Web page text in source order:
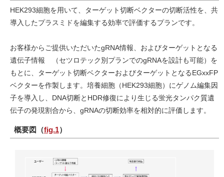
HEK293細胞を用いて、ターゲット切断ベクターの切断活性を、共
導入したプラスミドを編集する効率で評価するプランです。
お客様からご提供いただいたgRNA情報、およびターゲットとなる
遺伝子情報 （セツロテック別プランでのgRNAを設計も可能）を
もとに、ターゲット切断ベクターおよびターゲットとなるEGxxFP
ベクターを作製します。培養細胞（HEK293細胞）にゲノム編集因
子を導入し、DNA切断とHDR修復により生じる蛍光タンパク質遺
伝子の発現割合から、gRNAの切断効率を相対的に評価します。
概要図（fig.1）
ワケンG オンラインショップ